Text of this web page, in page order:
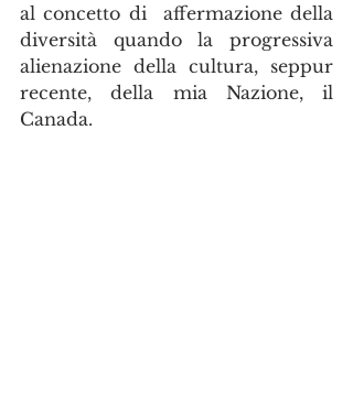
al concetto di  affermazione della
diversità quando la progressiva
alienazione della cultura, seppur
recente, della mia Nazione, il
Canada.